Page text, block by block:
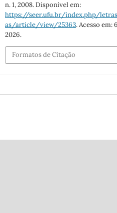
n. 1, 2008. Disponível em:
https://seer.ufu.br/index.php/
as/article/view/25363. Acesso em:
2026.
Formatos de Citação